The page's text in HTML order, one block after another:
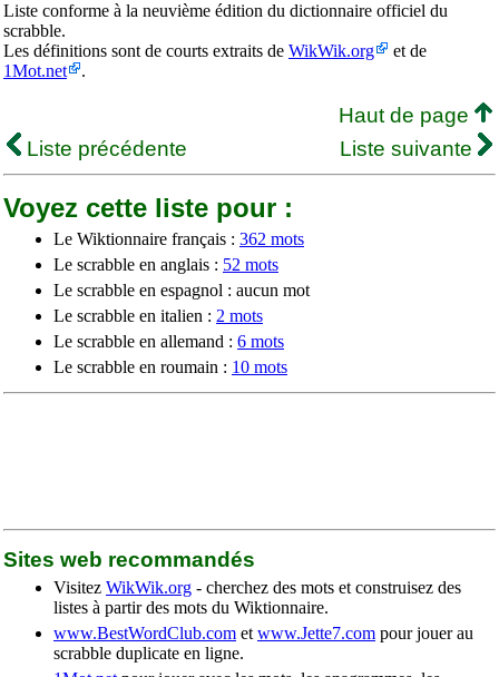
Liste conforme à la neuvième édition du dictionnaire officiel du
scrabble.
Les définitions sont de courts extraits de WikWik.org
et de
1Mot.net
.
Haut de page
Liste précédente
Liste suivante
Voyez cette liste pour :
Le Wiktionnaire français : 362 mots
Le scrabble en anglais : 52 mots
Le scrabble en espagnol : aucun mot
Le scrabble en italien : 2 mots
Le scrabble en allemand : 6 mots
Le scrabble en roumain : 10 mots
Sites web recommandés
Visitez WikWik.org - cherchez des mots et construisez des
listes à partir des mots du Wiktionnaire.
www.BestWordClub.com et www.Jette7.com pour jouer au
scrabble duplicate en ligne.